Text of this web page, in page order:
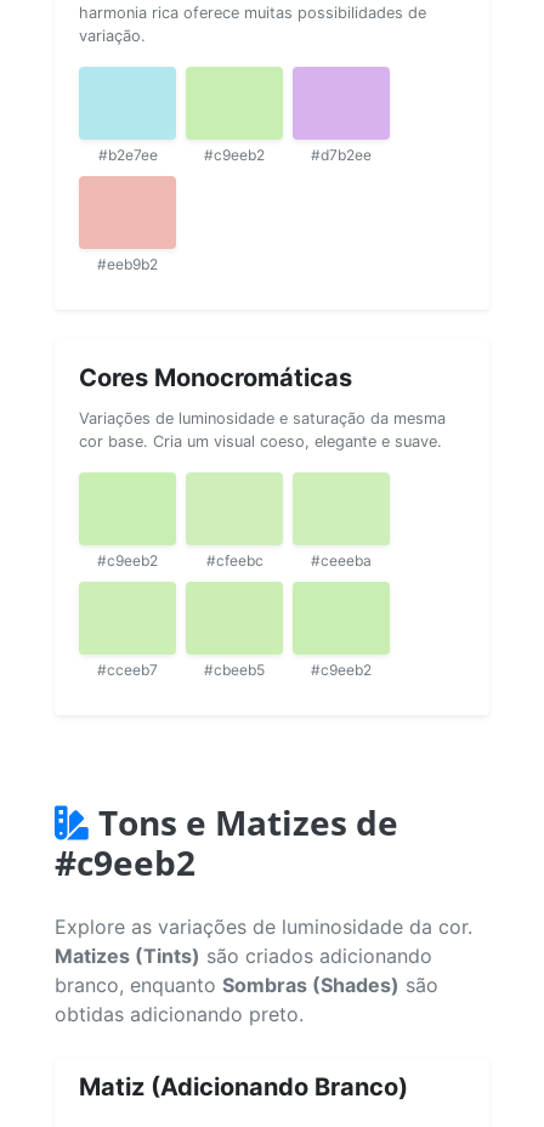
harmonia rica oferece muitas possibilidades de
variação.
#b2e7ee #c9eeb2 #d7b2ee
#eeb9b2
Cores Monocromáticas
Variações de luminosidade e saturação da mesma
cor base. Cria um visual coeso, elegante e suave.
#c9eeb2 #cfeebc #ceeeba
#cceeb7 #cbeeb5 #c9eeb2
Tons e Matizes de
#c9eeb2
Explore as variações de luminosidade da cor.
Matizes (Tints) são criados adicionando
branco, enquanto Sombras (Shades) são
obtidas adicionando preto.
Matiz (Adicionando Branco)